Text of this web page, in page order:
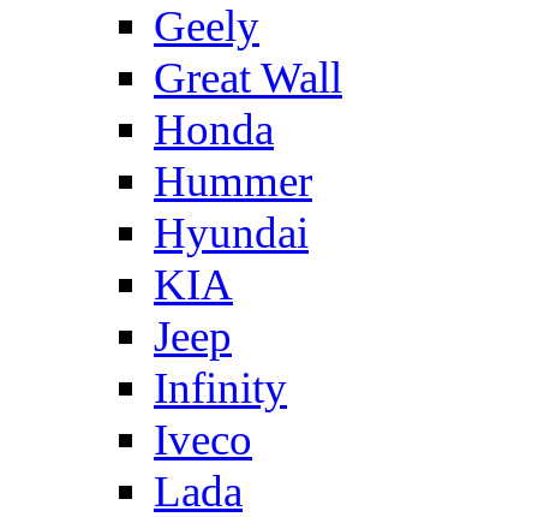
Geely
Great Wall
Honda
Hummer
Hyundai
KIA
Jeep
Infinity
Iveco
Lada